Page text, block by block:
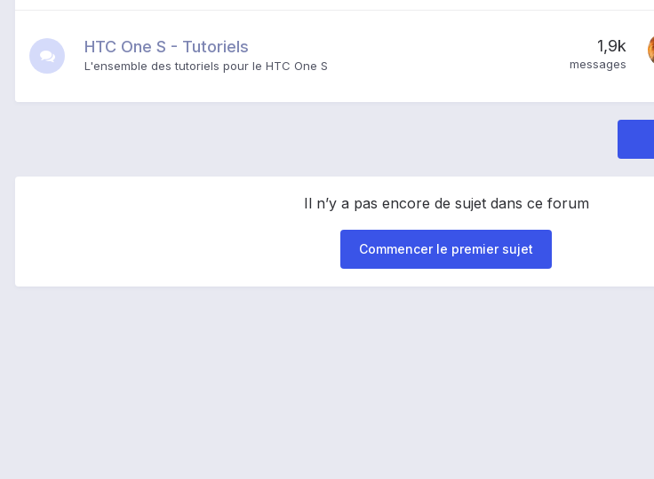
HTC One S - Tutoriels
L'ensemble des tutoriels pour le HTC One S
1,9k
messages
Il n’y a pas encore de sujet dans ce forum
Commencer le premier sujet